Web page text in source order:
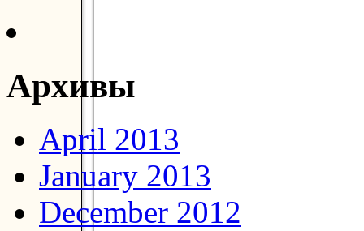
Архивы
April 2013
January 2013
December 2012